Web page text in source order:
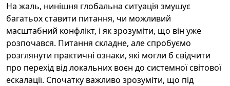
На жаль, нинішня глобальна ситуація змушує
багатьох ставити питання, чи можливий
масштабний конфлікт, і як зрозуміти, що він уже
розпочався. Питання складне, але спробуємо
розглянути практичні ознаки, які могли б свідчити
про перехід від локальних воєн до системної світової
ескалації. Спочатку важливо зрозуміти, що під